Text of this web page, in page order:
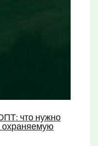
что нужно
охраняемую